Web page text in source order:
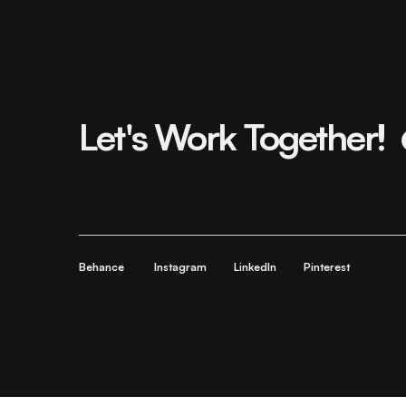
Let's Work
Behance Instagram LinkedIn Pinterest